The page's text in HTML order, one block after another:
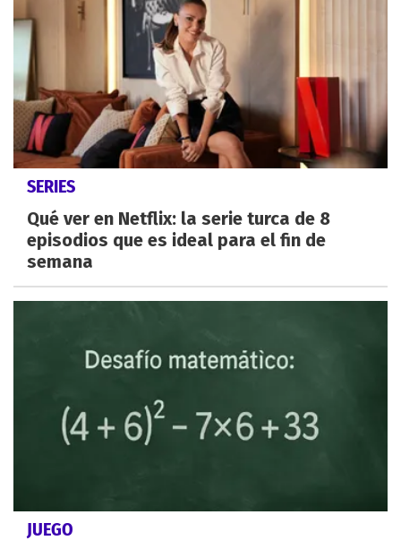
SERIES
Qué ver en Netflix: la serie turca de 8
episodios que es ideal para el fin de
semana
JUEGO